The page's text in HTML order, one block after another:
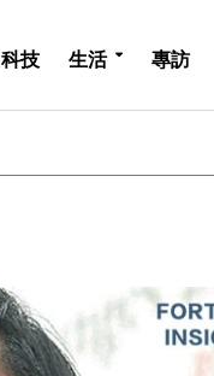
科技 生活 專訪